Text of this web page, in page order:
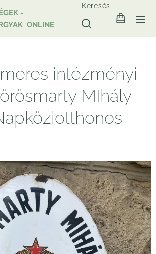
-
ONLINE
Keresés
intézményi
MIhály